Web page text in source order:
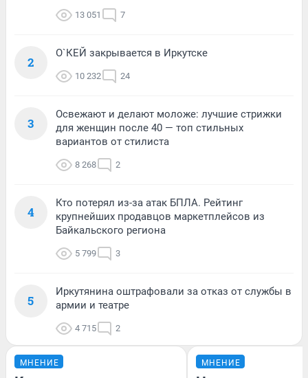
13 051 7
2
О`КЕЙ закрывается в Иркутске
10 232 24
3
Освежают и делают моложе: лучшие стрижки
для женщин после 40 — топ стильных
вариантов от стилиста
8 268 2
4
Кто потерял из-за атак БПЛА. Рейтинг
крупнейших продавцов маркетплейсов из
Байкальского региона
5 799 3
5
Иркутянина оштрафовали за отказ от службы в
армии и театре
4 715 2
МНЕНИЕ МНЕНИЕ